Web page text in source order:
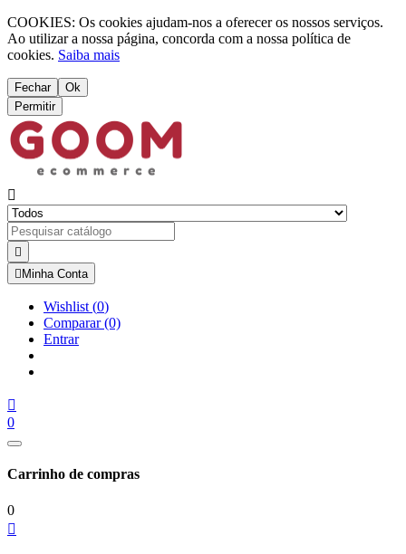
COOKIES: Os cookies ajudam-nos a oferecer os nossos serviços.
Ao utilizar a nossa página, concorda com a nossa política de
cookies. Saiba mais
Fechar
Ok
Permitir


 Minha Conta
Wishlist (0)
Comparar(0)
Entrar

0
Carrinho de compras
0
